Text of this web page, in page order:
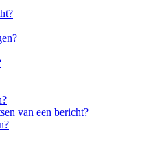
van een bericht?